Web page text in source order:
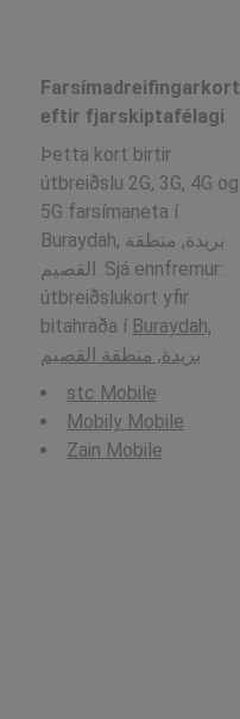
Farsímadreifingarkort
eftir fjarskiptafélagi
Þetta kort birtir
útbreiðslu 2G, 3G, 4G og
5G farsímaneta í
Buraydah, بريدة, منطقة
القصيم. Sjá ennfremur:
útbreiðslukort yfir
bitahraða í Buraydah,
بريدة, منطقة القصيم
stc Mobile
Mobily Mobile
Zain Mobile